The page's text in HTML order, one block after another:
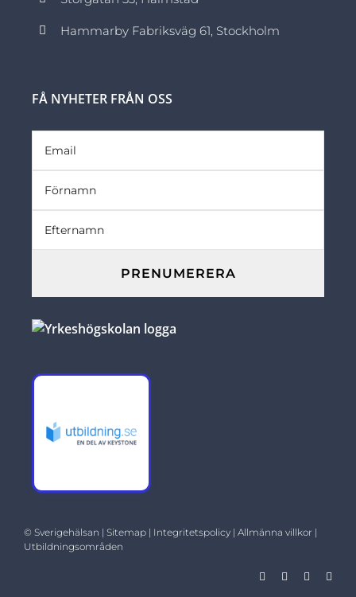
Hammarby Fabriksväg 61, Stockholm
FÅ NYHETER FRÅN OSS
© Sverigehälsan | Sitemap| Integritetspolicy| Allmänna villkor |
Utbildningsområden